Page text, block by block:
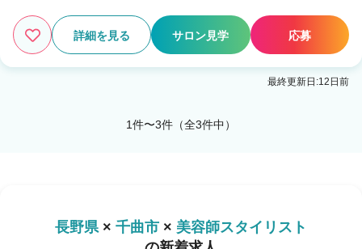
詳細を見る サロン見学 応募
最終更新日:12日前
1件〜3件（全3件中）
長野県× 千曲市 × 美容師スタイリスト